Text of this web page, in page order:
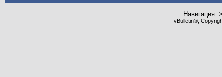
Навигация:
vBulletin®,